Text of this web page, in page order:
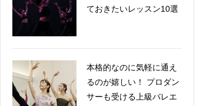
ておきたいレッスン10選
本格的なのに気軽に通え
るのが嬉しい！ プロダン
サーも受ける上級バレエ